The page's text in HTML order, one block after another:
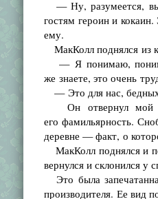
— Ну, разумеется, вы
гостям героин и
ему.
МакКолл поднялся из
— Я понимаю,
же знаете, это очень
— Это для нас,
Он отвернул мой
его фамильярность.
деревне — факт, о
МакКолл поднялся и
вернулся и склонился у
Это была
производителя. Ее вид